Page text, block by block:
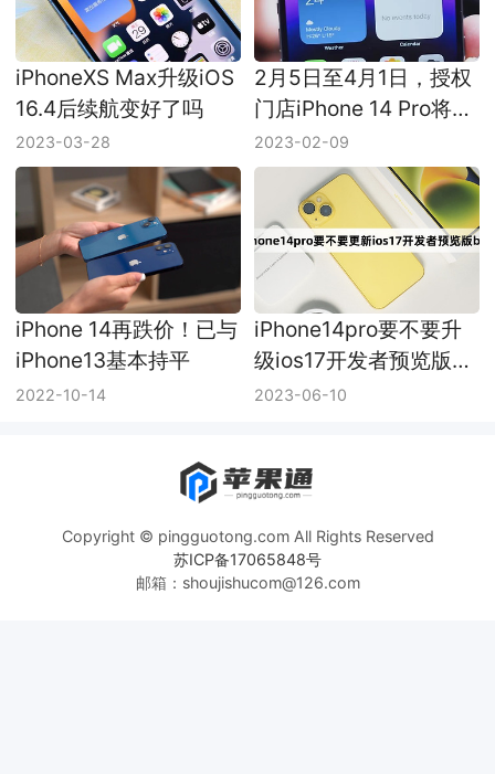
iPhoneXS Max升级iOS
16.4后续航变好了吗
2023-03-28
2月5日至4月1日，授权
门店iPhone 14 Pro将全
系降价700元
2023-02-09
iPhone 14再跌价！已与
iPhone13基本持平
2022-10-14
iPhone14pro要不要升
级ios17开发者预览版
beta
2023-06-10
Copyright © pingguotong.com All Rights Reserved
苏ICP备17065848号
邮箱：shoujishucom@126.com